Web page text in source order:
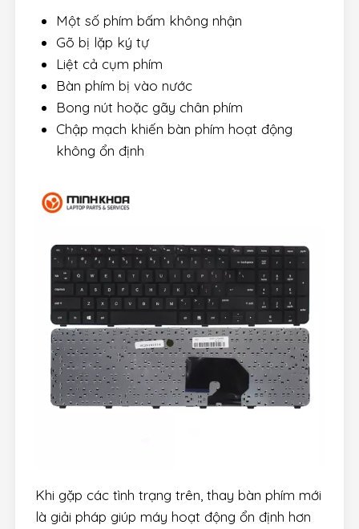
Một số phím bấm không nhận
Gõ bị lặp ký tự
Liệt cả cụm phím
Bàn phím bị vào nước
Bong nút hoặc gãy chân phím
Chập mạch khiến bàn phím hoạt động
không ổn định
Khi gặp các tình trạng trên, thay bàn phím mới
là giải pháp giúp máy hoạt động ổn định hơn